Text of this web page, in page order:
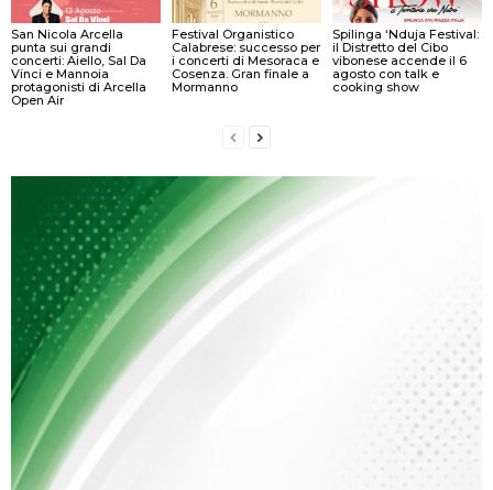
San Nicola Arcella
punta sui grandi
concerti: Aiello, Sal Da
Vinci e Mannoia
protagonisti di Arcella
Open Air
Festival Organistico
Calabrese: successo per
i concerti di Mesoraca e
Cosenza. Gran finale a
Mormanno
Spilinga ‘Nduja Festival:
il Distretto del Cibo
vibonese accende il 6
agosto con talk e
cooking show